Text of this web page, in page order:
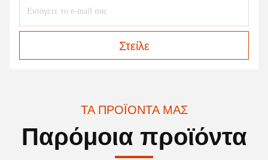
Στείλε
ΤΑ ΠΡΟΪΌΝΤΑ ΜΑΣ
Παρόμοια προϊόντα